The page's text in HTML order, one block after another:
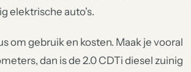
elektrische auto's.
om gebruik en kosten. Maak je vooral
dan is de 2.0 CDTi diesel zuinig